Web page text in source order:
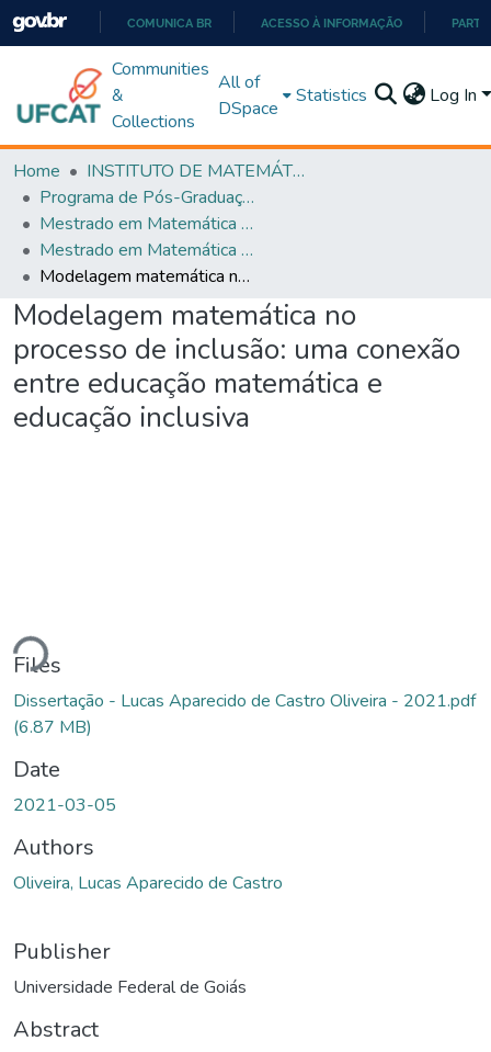
PARA
O
COMUNICA BR ACESSO À INFORMAÇÃO
Communities
&
Collections
All of
DSpace
Statistics Log In
Home
INSTITUTO DE MATEMÁTICA E TECNOLOGIA
Programa de Pós-Graduação em Matemática (PROFMAT)
Mestrado em Matemática em Rede Nacional - PROFMAT
Mestrado em Matemática em Rede Nacional - PROFMAT
Modelagem matemática no processo de inclusão: uma conexão entre educação matemática e educação inclusiva
Modelagem matemática no
processo de inclusão: uma conexão
entre educação matemática e
educação inclusiva
Files
Dissertação - Lucas Aparecido de Castro Oliveira - 2021.pdf
(6.87 MB)
Date
2021-03-05
Authors
Oliveira, Lucas Aparecido de Castro
Publisher
Universidade Federal de Goiás
Abstract